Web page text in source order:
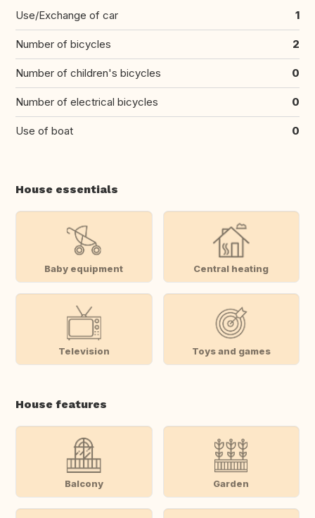
Use/Exchange of car 1
Number of bicycles 2
Number of children's bicycles 0
Number of electrical bicycles 0
Use of boat 0
House essentials
Baby equipment Central heating
Television Toys and games
House features
Balcony Garden